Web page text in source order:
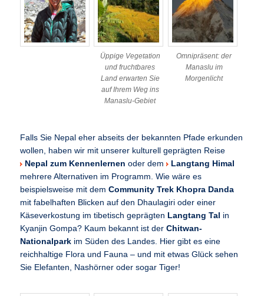
Üppige Vegetation
und fruchtbares
Land erwarten Sie
auf Ihrem Weg ins
Manaslu-Gebiet
Omnipräsent: der
Manaslu im
Morgenlicht
Falls Sie Nepal eher abseits der bekannten Pfade erkunden
wollen, haben wir mit unserer kulturell geprägten Reise
Nepal zum Kennenlernen oder dem Langtang Himal
mehrere Alternativen im Programm. Wie wäre es
beispielsweise mit dem Community Trek Khopra Danda
mit fabelhaften Blicken auf den Dhaulagiri oder einer
Käseverkostung im tibetisch geprägten Langtang Tal in
Kyanjin Gompa? Kaum bekannt ist derChitwan-
Nationalpark im Süden des Landes. Hier gibt es eine
reichhaltige Flora und Fauna – und mit etwas Glück sehen
Sie Elefanten, Nashörner oder sogar Tiger!